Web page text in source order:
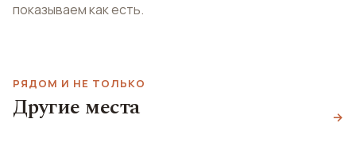
показываем как есть.
РЯДОМ И НЕ ТОЛЬКО
Другие места →
Церковь Святой
Екатерины
Национальная